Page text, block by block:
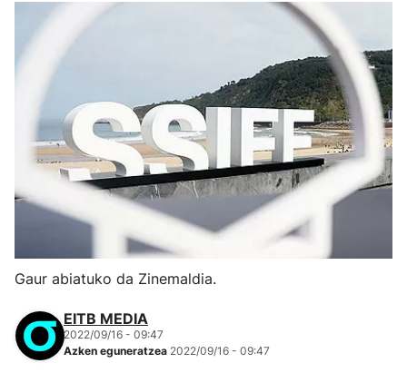
Gaur abiatuko da Zinemaldia.
EITB MEDIA
2022/09/16 - 09:47
Azken eguneratzea 2022/09/16 - 09:47